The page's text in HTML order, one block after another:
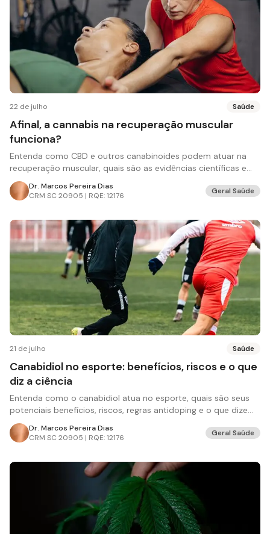
22 de julho Saúde
Afinal, a cannabis na recuperação muscular
funciona?
Entenda como CBD e outros canabinoides podem atuar na
recuperação muscular, quais são as evidências científicas e
suas limitações.
Dr. Marcos Pereira Dias
CRM SC 20905 | RQE: 12176 Geral Saúde
21 de julho Saúde
Canabidiol no esporte: benefícios, riscos e o que
diz a ciência
Entenda como o canabidiol atua no esporte, quais são seus
potenciais benefícios, riscos, regras antidoping e o que dizem
os estudos.
Dr. Marcos Pereira Dias
CRM SC 20905 | RQE: 12176 Geral Saúde